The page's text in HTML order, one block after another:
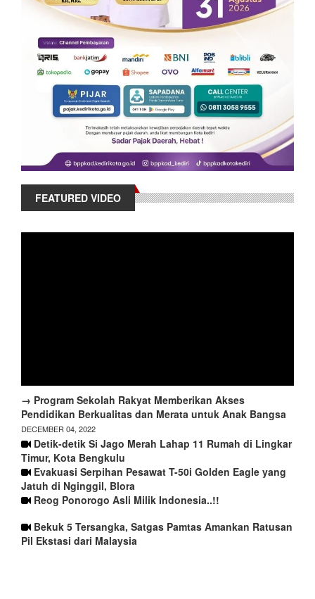
FEATURED VIDEO
→ Program Sekolah Rakyat Memberikan Akses
Pendidikan Berkualitas dan Merata untuk Anak Bangsa
DECEMBER 04, 2022
Detik-detik Si Jago Merah Lahap 11 Rumah di Lingkar
Timur, Kota Bengkulu
Evakuasi Serpihan Pesawat T-50i Golden Eagle yang
Jatuh di Nginggil, Blora
Reog Ponorogo Asli Milik Indonesia..!!
Bekuk 5 Tersangka, Satgas Pamtas Amankan Ratusan
Pil Ekstasi dari Malaysia